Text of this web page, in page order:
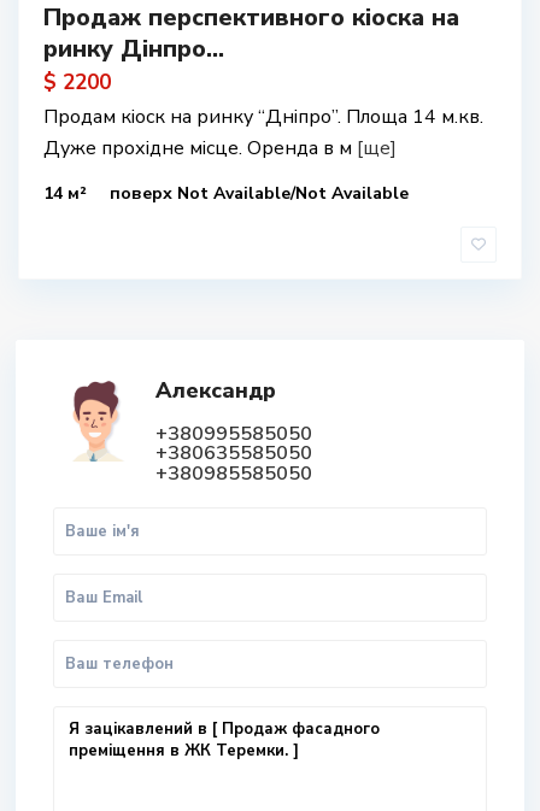
Продаж перспективного кіоска на
ринку Дінпро...
$ 2200
Продам кіоск на ринку “Дніпро”. Площа 14 м.кв.
Дуже прохідне місце. Оренда в м [ще]
14 м² поверх Not Available/Not Available
Александр
+380995585050
+380635585050
+380985585050